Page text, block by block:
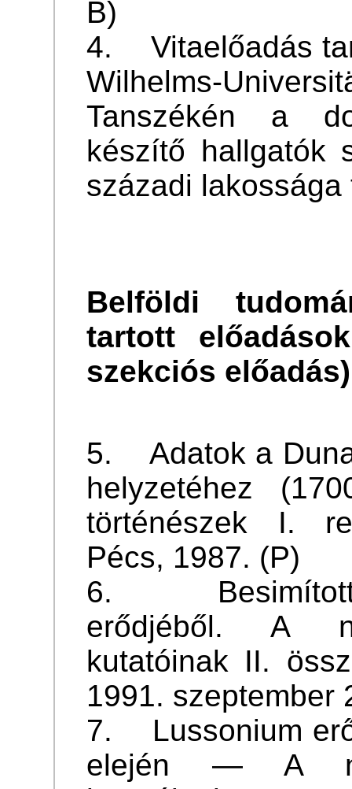
B)
4. Vitaelőadás
Wilhelms-
Tanszékén a
készítő hallgatók
századi lakossága
Belföldi
tartott
szekciós
5. Adatok a
helyzetéhez
történészek I.
Pécs, 1987. (P)
6. Besimított
erődjéből. A
kutatóinak II.
1991. szeptember
7. Lussonium
elején — A